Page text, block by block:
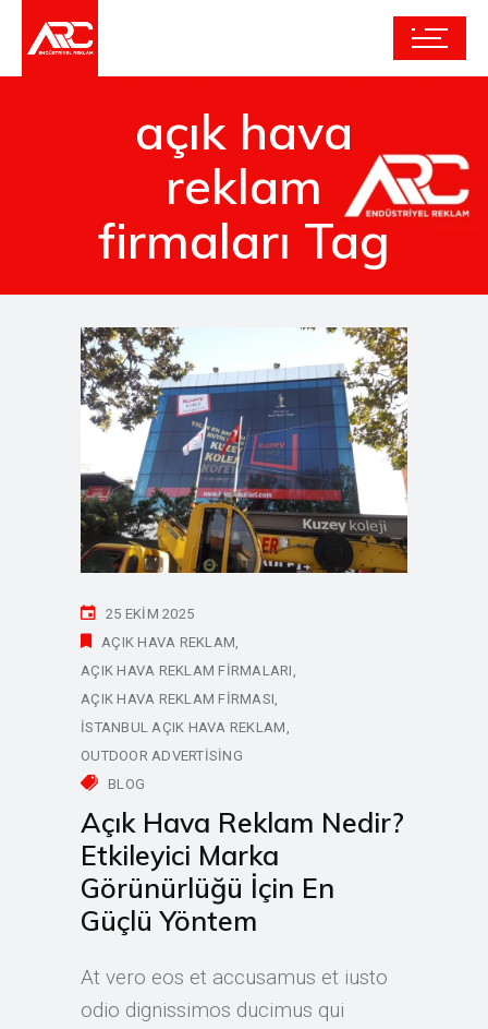
açık hava
reklam
firmaları Tag
25 EKIM 2025
AÇIK HAVA REKLAM
AÇIK HAVA REKLAM FIRMALARI
AÇIK HAVA REKLAM FIRMASI
ISTANBUL AÇIK HAVA REKLAM
OUTDOOR ADVERTISING
BLOG
Açık Hava Reklam Nedir?
Etkileyici Marka
Görünürlüğü İçin En
Güçlü Yöntem
At vero eos et accusamus et iusto
odio dignissimos ducimus qui